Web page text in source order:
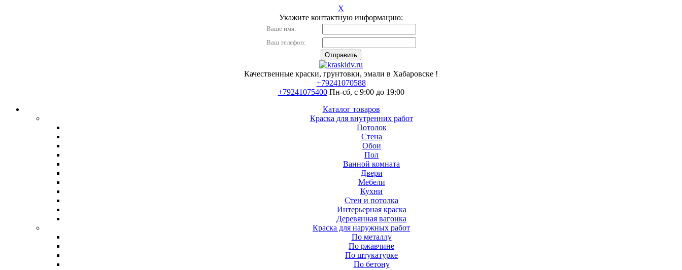
X
Укажите контактную информацию:
Ваше имя:
Ваш телефон:
Качественные краски, грунтовки, эмали в Хабаровске !
+79241070588
+79241075400 Пн-сб, с 9:00 до 19:00
Каталог товаров
Краска для внутренних работ
Потолок
Стена
Обои
Пол
Ванной комната
Двери
Мебели
Кухни
Стен и потолка
Интерьерная краска
Деревянная вагонка
Краска для наружных работ
По металлу
По ржавчине
По штукатурке
По бетону